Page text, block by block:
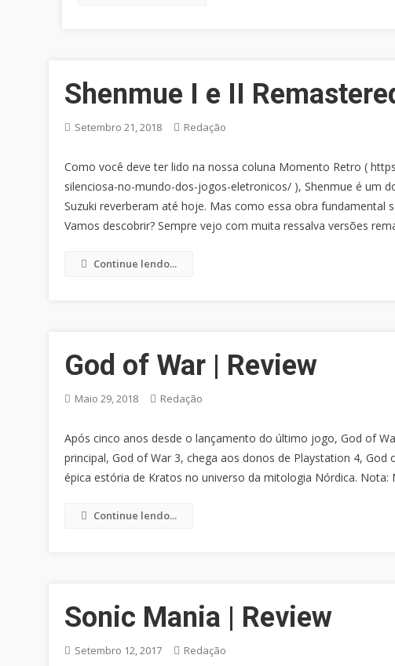
Shenmue I e II
Setembro 21, 2018 Redação
Como você deve ter lido na nossa coluna Momento Retro (
silenciosa-no-mundo-dos-jogos-eletronicos/ ), Shenmue é um
Suzuki reverberam até hoje. Mas como essa obra fundamental
Vamos descobrir? Sempre vejo com muita ressalva versões
Continue lendo...
God of War | Review
Maio 29, 2018 Redação
Após cinco anos desde o lançamento do último jogo, God of
principal, God of War 3, chega aos donos de Playstation 4,
épica estória de Kratos no universo da mitologia Nórdica. Nota:
Continue lendo...
Sonic Mania | Review
Setembro 12, 2017 Redação